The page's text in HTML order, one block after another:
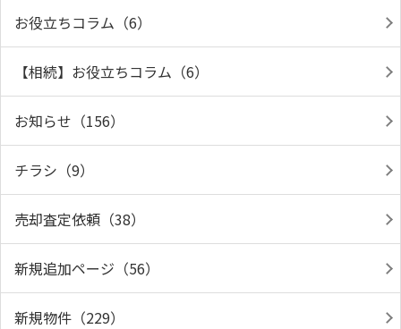
お役立ちコラム（6）
【相続】お役立ちコラム（6）
お知らせ（156）
チラシ（9）
売却査定依頼（38）
新規追加ページ（56）
新規物件（229）